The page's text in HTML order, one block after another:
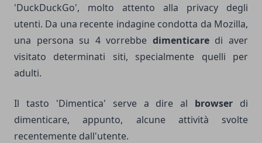
'DuckDuckGo', molto attento alla privacy degli
utenti. Da una recente indagine condotta da Mozilla,
una persona su 4 vorrebbe dimenticaredi aver
visitato determinati siti, specialmente quelli per
adulti.
Il tasto 'Dimentica' serve a dire al browser di
dimenticare, appunto, alcune attività svolte
recentemente dall'utente.